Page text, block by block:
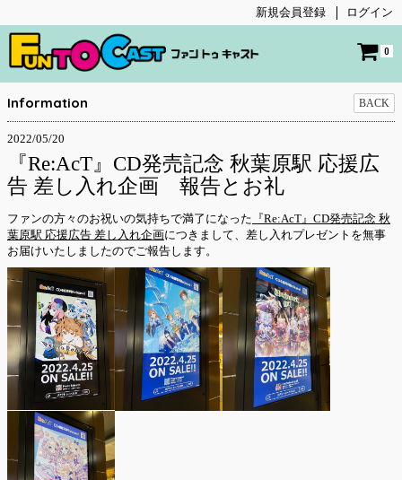
新規会員登録 ログイン
0
Information BACK
2022/05/20
『Re:AcT』CD発売記念 秋葉原駅 応援広
告 差し入れ企画 報告とお礼
ファンの方々のお祝いの気持ちで満了になった 『Re:AcT』CD発売記念 秋
葉原駅 応援広告 差し入れ企画につきまして、差し入れプレゼントを無事
お届けいたしましたのでご報告します。